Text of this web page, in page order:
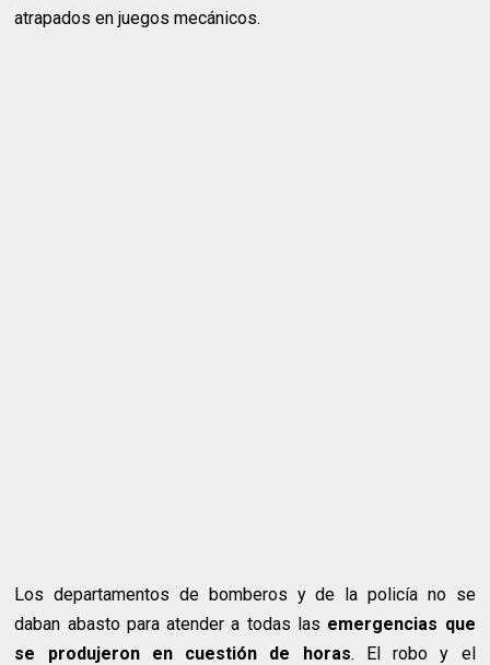
atrapados en juegos mecánicos.
Los departamentos de bomberos y de la policía no se
daban abasto para atender a todas las emergencias que
se produjeron en cuestión de horas. El robo y el